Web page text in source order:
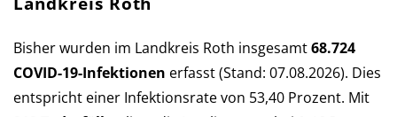
Bisher wurden im Landkreis Roth ins­ge­samt68.724
COVID-19-Infek­tio­nen er­fasst (Stand: 07.08.2026). Dies
ent­spricht einer Infek­tions­rate von 53,40 Pro­zent. Mit